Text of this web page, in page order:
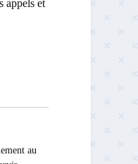
appels et
au